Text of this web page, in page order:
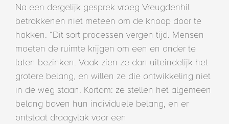
Na een dergelijk gesprek vroeg Vreugdenhil
betrokkenen niet meteen om de knoop door te
hakken. “Dit sort processen vergen tijd. Mensen
moeten de ruimte krijgen om een en ander te
laten bezinken. Vaak zien ze dan uiteindelijk het
grotere belang, en willen ze die ontwikkeling niet
in de weg staan. Kortom: ze stellen het algemeen
belang boven hun individuele belang, en er
ontstaat draagvlak voor een